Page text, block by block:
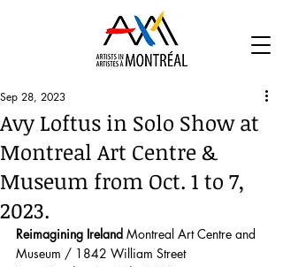
Avy Loftus in Solo Show at
Montreal Art Centre &
Museum from Oct. 1 to 7,
2023.
Sep 28, 2023
Reimagining Ireland Montreal Art Centre and
Museum / 1842 William Street